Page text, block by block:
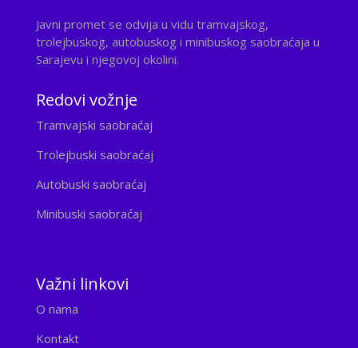
Javni promet se odvija u vidu tramvajskog,
trolejbuskog, autobuskog i minibuskog saobraćaja u
Sarajevu i njegovoj okolini.
Redovi vožnje
Tramvajski saobraćaj
Trolejbuski saobraćaj
Autobuski saobraćaj
Minibuski saobraćaj
Važni linkovi
O nama
Kontakt